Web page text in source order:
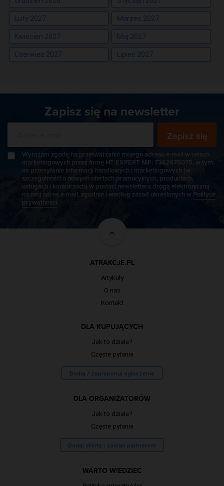
Luty 2027 Marzec 2027
Kwiecień 2027 Maj 2027
Czerwiec 2027 Lipiec 2027
Zapisz się na newsletter
Zapisz się
Wyrażam zgodę na przetwarzanie mojego adresu e-mail w celach
marketingowych przez firmę HT EXPERT NIP: 7342676075, w tym
na przesyłanie informacji handlowych i marketingowych (w
szczególności o nowych ofertach promocyjnych, produktach,
usługach i konkursach) w postaci newslettera drogą elektroniczną
na mój adres e-mail, zgodnie i według zasad określonych w Polityce
prywatności.
ATRAKCJE.PL
Artykuły
O nas
Kontakt
DLA KUPUJĄCYCH
Jak to działa?
Częste pytania
Dodaj / zaproponuj ogłoszenie
DLA ORGANIZATORÓW
Jak to działa?
Częste pytania
Dodaj ofertę i zostań partnerem
WARTO WIEDZIEĆ